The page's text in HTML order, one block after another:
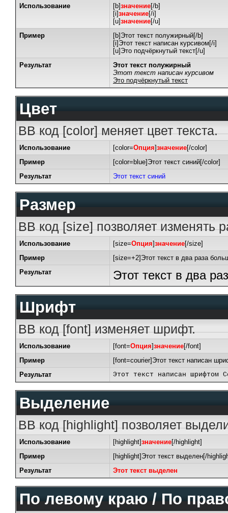
Использование [b]значение[/b]
[i]значение[/i]
[u]значение[/u]
Пример
[b]Этот текст полужирный[/b]
[i]Этот текст написан курсивом[/i]
[u]Это подчёркнутый текст[/u]
Результат
Этот текст полужирный
Этот текст написан курсивом
Это подчёркнутый текст
Цвет
BB код [color] меняет цвет текста.
Использование [color=Опция]значение[/color]
Пример
[color=blue]Этот текст синий[/color]
Результат
Этот текст синий
Размер
BB код [size] позволяет изменять
Использование [size=Опция]значение[/size]
Пример
[size=+2]Этот текст в два раза
Результат
Этот текст в два
Шрифт
BB код [font] изменяет шрифт.
Использование [font=Опция]значение[/font]
Пример
[font=courier]Этот текст написан
Результат
Этот текст написан шрифтом
Выделение
BB код [highlight] позволяет
Использование [highlight]значение[/highlight]
Пример
[highlight]Этот текст выделен[/
Результат
Этот текст выделен
По левому краю / По